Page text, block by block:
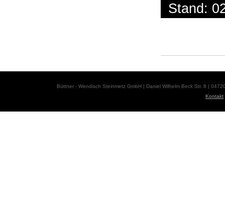
Stand:
Büttner - Wendisch Steinmetz GmbH | Daniel Wilhelm Beck Str. 8 |
Kontakt